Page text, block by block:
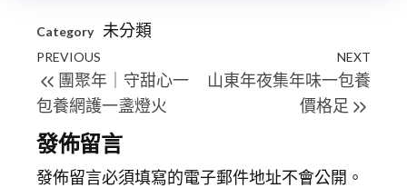
Category 未分類
文
章
導
覽
Previous
Post
PREVIOUS
團聚年｜守甜心一
包養網護一盞燈火
NEXT
山東年夜集年味一包養
價格足
發佈留言
發佈留言必須填寫的電子郵件地址不會公開。